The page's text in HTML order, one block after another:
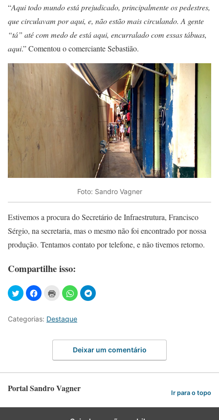
“Aqui todo mundo está prejudicado, principalmente os pedestres,
que circulavam por aqui, e, não estão mais circulando. A gente
“tá” até com medo de está aqui, encurralado com essas tábuas,
aqui.” Comentou o comerciante Sebastião.
Foto: Sandro Vagner
Estivemos a procura do Secretário de Infraestrutura, Francisco
Sérgio, na secretaria, mas o mesmo não foi encontrado por nossa
produção. Tentamos contato por telefone, e não tivemos retorno.
Compartilhe isso:
Categorias: Destaque
Deixar um comentário
Portal Sandro Vagner Ir para o topo